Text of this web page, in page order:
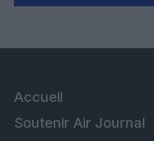
Accueil
Soutenir Air Journal